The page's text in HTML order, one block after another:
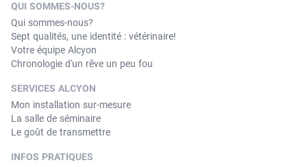
QUI SOMMES-NOUS?
Qui sommes-nous?
Sept qualités, une identité : vétérinaire!
Votre équipe Alcyon
Chronologie d'un rêve un peu fou
SERVICES ALCYON
Mon installation sur-mesure
La salle de séminaire
Le goût de transmettre
INFOS PRATIQUES